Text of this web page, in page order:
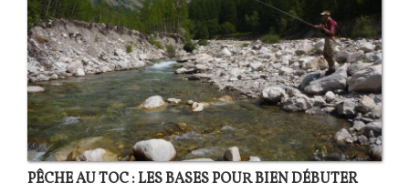
PÊCHE AU TOC : LES BASES POUR BIEN DÉBUTER